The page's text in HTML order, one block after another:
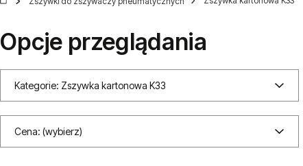
Opcje przeglądania
Kategorie: Zszywka kartonowa K33
Cena: (wybierz)